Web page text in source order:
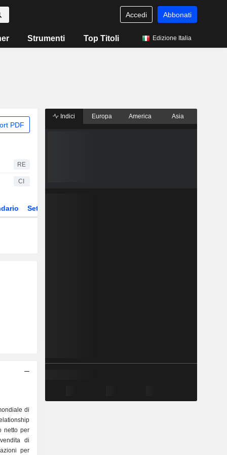
Accedi Abbonati
Strumenti Top Titoli Edizione Italia
PDF
RE
CI
Settore
di
netto per
per
Indici Europa America Asia